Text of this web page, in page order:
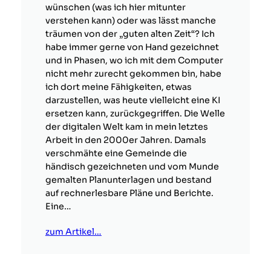
wünschen (was ich hier mitunter
verstehen kann) oder was lässt manche
träumen von der „guten alten Zeit“? Ich
habe immer gerne von Hand gezeichnet
und in Phasen, wo ich mit dem Computer
nicht mehr zurecht gekommen bin, habe
ich dort meine Fähigkeiten, etwas
darzustellen, was heute vielleicht eine KI
ersetzen kann, zurückgegriffen. Die Welle
der digitalen Welt kam in mein letztes
Arbeit in den 2000er Jahren. Damals
verschmähte eine Gemeinde die
händisch gezeichneten und vom Munde
gemalten Planunterlagen und bestand
auf rechnerlesbare Pläne und Berichte.
Eine…
zum Artikel…